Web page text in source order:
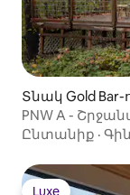
Տնակ Gold Bar-
PNW A -
A/C - ով
Ընտանիք ·
Luxe